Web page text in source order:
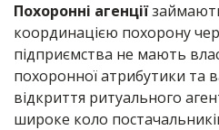
Похоронні агенції
координацією похорону
підприємства не мають
похоронної атрибутики та
відкриття ритуального
широке коло